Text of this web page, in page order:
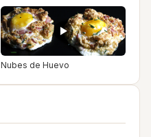
Nubes de Huevo